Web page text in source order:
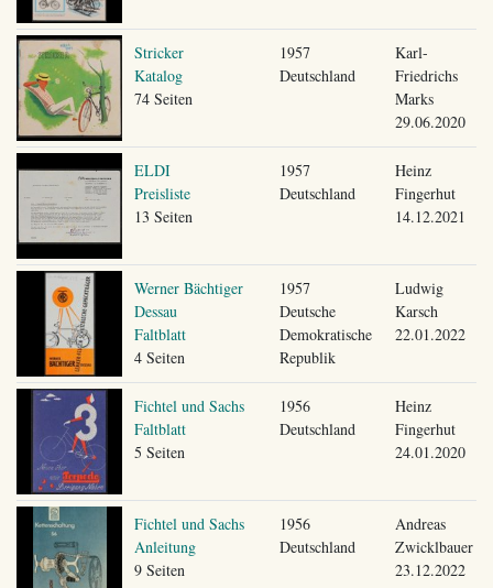
Stricker
Katalog
74 Seiten
1957
Deutschland
Karl-
Friedrichs
Marks
29.06.2020
ELDI
Preisliste
13 Seiten
1957
Deutschland
Heinz
Fingerhut
14.12.2021
Werner Bächtiger
Dessau
Faltblatt
4 Seiten
1957
Deutsche
Demokratische
Republik
Ludwig
Karsch
22.01.2022
Fichtel und Sachs
Faltblatt
5 Seiten
1956
Deutschland
Heinz
Fingerhut
24.01.2020
Fichtel und Sachs
Anleitung
9 Seiten
1956
Deutschland
Andreas
Zwicklbauer
23.12.2022